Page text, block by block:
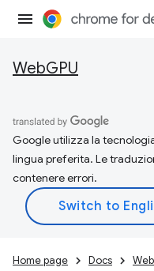
WebGPU
Google utilizza la
lingua preferita. Le
contenere errori.
Home page Docs